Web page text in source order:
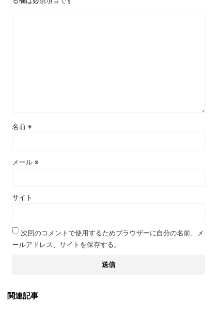
名前 ※
メール ※
サイト
次回のコメントで使用するためブラウザーに自分の名前、メ
ールアドレス、サイトを保存する。
関連記事